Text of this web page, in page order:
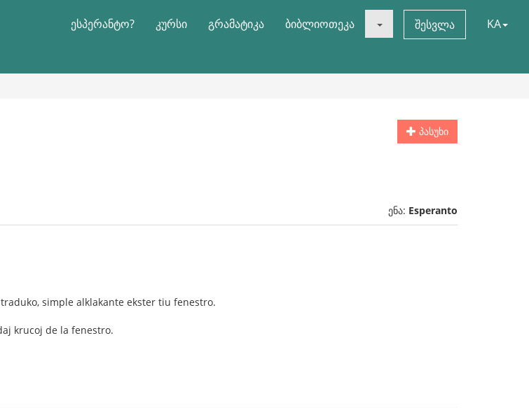
ესპერანტო? კურსი გრამატიკა ბიბლიოთეკა შესვლა KA
პასუხი
ენა: Esperanto
simple alklakante ekster tiu fenestro.
krucoj de la fenestro.